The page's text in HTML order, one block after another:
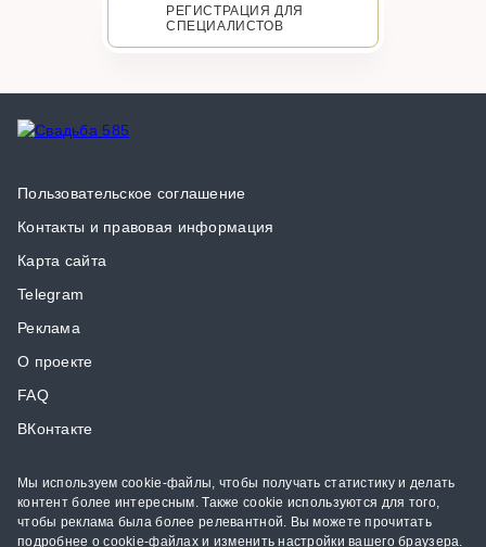
РЕГИСТРАЦИЯ ДЛЯ
СПЕЦИАЛИСТОВ
Пользовательское соглашение
Контакты и правовая информация
Карта сайта
Telegram
Реклама
О проекте
FAQ
ВКонтакте
Мы используем cookie-файлы, чтобы получать статистику и делать
контент более интересным. Также cookie используются для того,
чтобы реклама была более релевантной. Вы можете прочитать
подробнее о cookie-файлах и изменить настройки вашего браузера.